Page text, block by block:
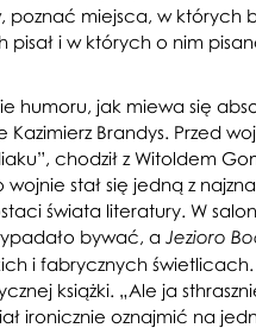
miejsca, w których
i w których o nim
humoru, jak miewa się
Kazimierz Brandys. Przed
chodził z Witoldem
stał się jedną z
świata literatury. W
bywać, a Jezioro
i fabrycznych świetlicach.
książki. „Ale ja
ironicznie oznajmić na